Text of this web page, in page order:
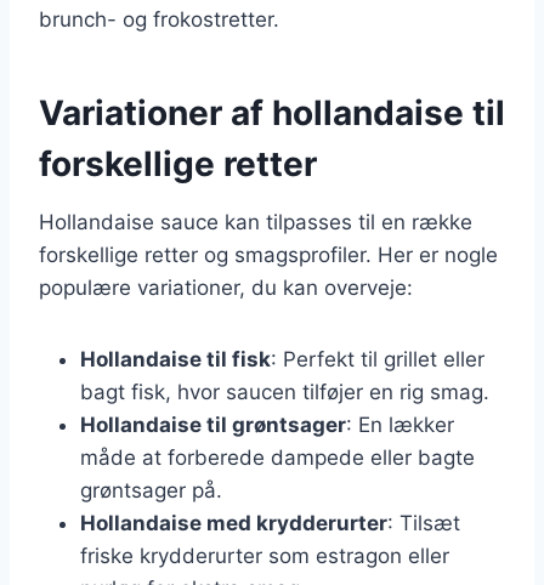
brunch- og frokostretter.
Variationer af hollandaise til
forskellige retter
Hollandaise sauce kan tilpasses til en række
forskellige retter og smagsprofiler. Her er nogle
populære variationer, du kan overveje:
Hollandaise til fisk: Perfekt til grillet eller
bagt fisk, hvor saucen tilføjer en rig smag.
Hollandaise til grøntsager: En lækker
måde at forberede dampede eller bagte
grøntsager på.
Hollandaise med krydderurter: Tilsæt
friske krydderurter som estragon eller